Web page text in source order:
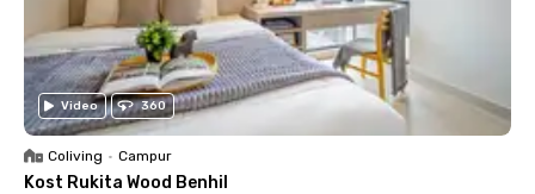
Video 360
Coliving • Campur
Kost Rukita Wood Benhil